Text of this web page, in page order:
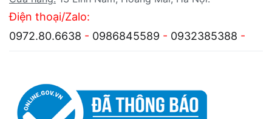
Điện thoại/Zalo:
0972.80.6638 - 0986845589 - 0932385388 -